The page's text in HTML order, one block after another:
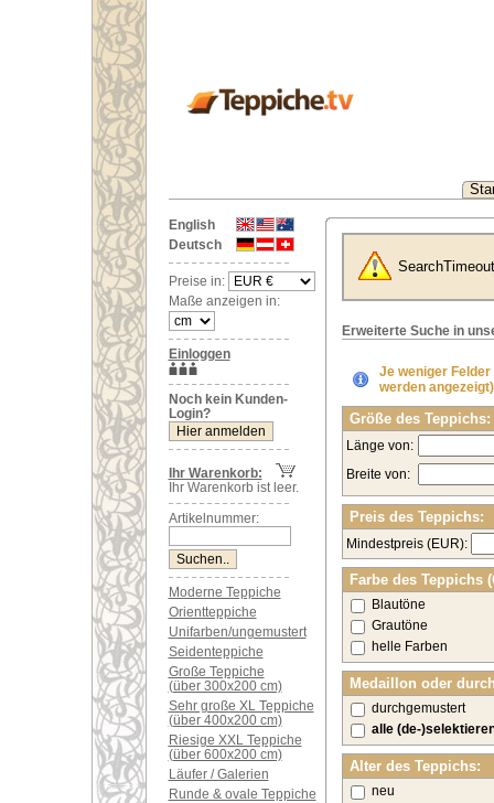
English
Deutsch
Preise in:
Maße anzeigen in:
Einloggen
Noch kein Kunden-
Login?
Ihr Warenkorb:
Ihr Warenkorb ist leer.
Artikelnummer:
Moderne Teppiche
Orientteppiche
Unifarben/ungemustert
Seidenteppiche
Große Teppiche
(über 300x200 cm)
Sehr große XL Teppiche
(über 400x200 cm)
Riesige XXL Teppiche
(über 600x200 cm)
Läufer / Galerien
Runde & ovale Teppiche
SearchTimeout
Erweiterte Suche in
Je weniger
werden
Größe des Teppichs:
Länge von:
Breite von:
Preis des Teppichs:
Mindestpreis (EUR):
Farbe des Teppichs
Blautöne
Grautöne
helle Farben
Medaillon oder
durchgemustert
alle (de-
Alter des Teppichs:
neu